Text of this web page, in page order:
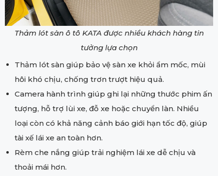
Thảm lót sàn ô tô KATA được nhiều khách hàng tin
tưởng lựa chọn
Thảm lót sàn giúp bảo vệ sàn xe khỏi ẩm mốc, mùi
hôi khó chịu, chống trơn trượt hiệu quả.
Camera hành trình giúp ghi lại những thước phim ấn
tượng, hỗ trợ lùi xe, đỗ xe hoặc chuyển làn. Nhiều
loại còn có khả năng cảnh báo giới hạn tốc độ, giúp
tài xế lái xe an toàn hơn.
Rèm che nắng giúp trải nghiệm lái xe dễ chịu và
thoải mái hơn.